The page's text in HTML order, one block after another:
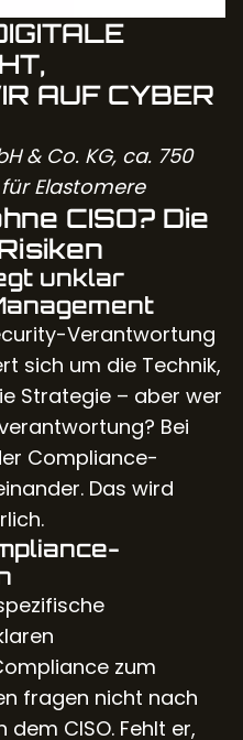
AUF CYBER
& Co. KG, ca. 750
Elastomere
CISO? Die
unklar
Verantwortung
sich um die Technik,
Strategie – aber wer
Bei
Compliance-
Das wird
zum
fragen nicht nach
CISO. Fehlt er,